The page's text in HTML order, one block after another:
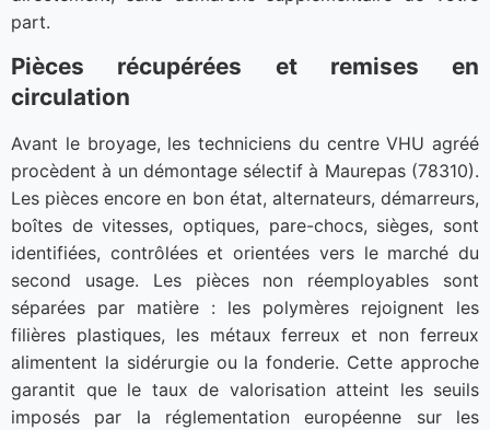
part.
Pièces récupérées et remises en
circulation
Avant le broyage, les techniciens du centre VHU agréé
procèdent à un démontage sélectif à Maurepas (78310).
Les pièces encore en bon état, alternateurs, démarreurs,
boîtes de vitesses, optiques, pare-chocs, sièges, sont
identifiées, contrôlées et orientées vers le marché du
second usage. Les pièces non réemployables sont
séparées par matière : les polymères rejoignent les
filières plastiques, les métaux ferreux et non ferreux
alimentent la sidérurgie ou la fonderie. Cette approche
garantit que le taux de valorisation atteint les seuils
imposés par la réglementation européenne sur les